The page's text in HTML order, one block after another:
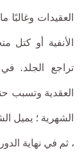
العقيدات
الأنفية أو كتل
تراجع الجلد.
العقدية وتسبب
الشهرية ؛ يميل
، ثم في نهاية